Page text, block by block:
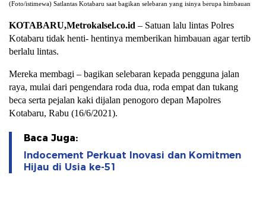
(Foto/istimewa) Satlantas Kotabaru saat bagikan selebaran yang isinya berupa himbauan
KOTABARU,Metrokalsel.co.id – Satuan lalu lintas Polres
Kotabaru tidak henti- hentinya memberikan himbauan agar tertib
berlalu lintas.
Mereka membagi – bagikan selebaran kepada pengguna jalan
raya, mulai dari pengendara roda dua, roda empat dan tukang
beca serta pejalan kaki dijalan penogoro depan Mapolres
Kotabaru, Rabu (16/6/2021).
Baca Juga:
Indocement Perkuat Inovasi dan Komitmen
Hijau di Usia ke-51